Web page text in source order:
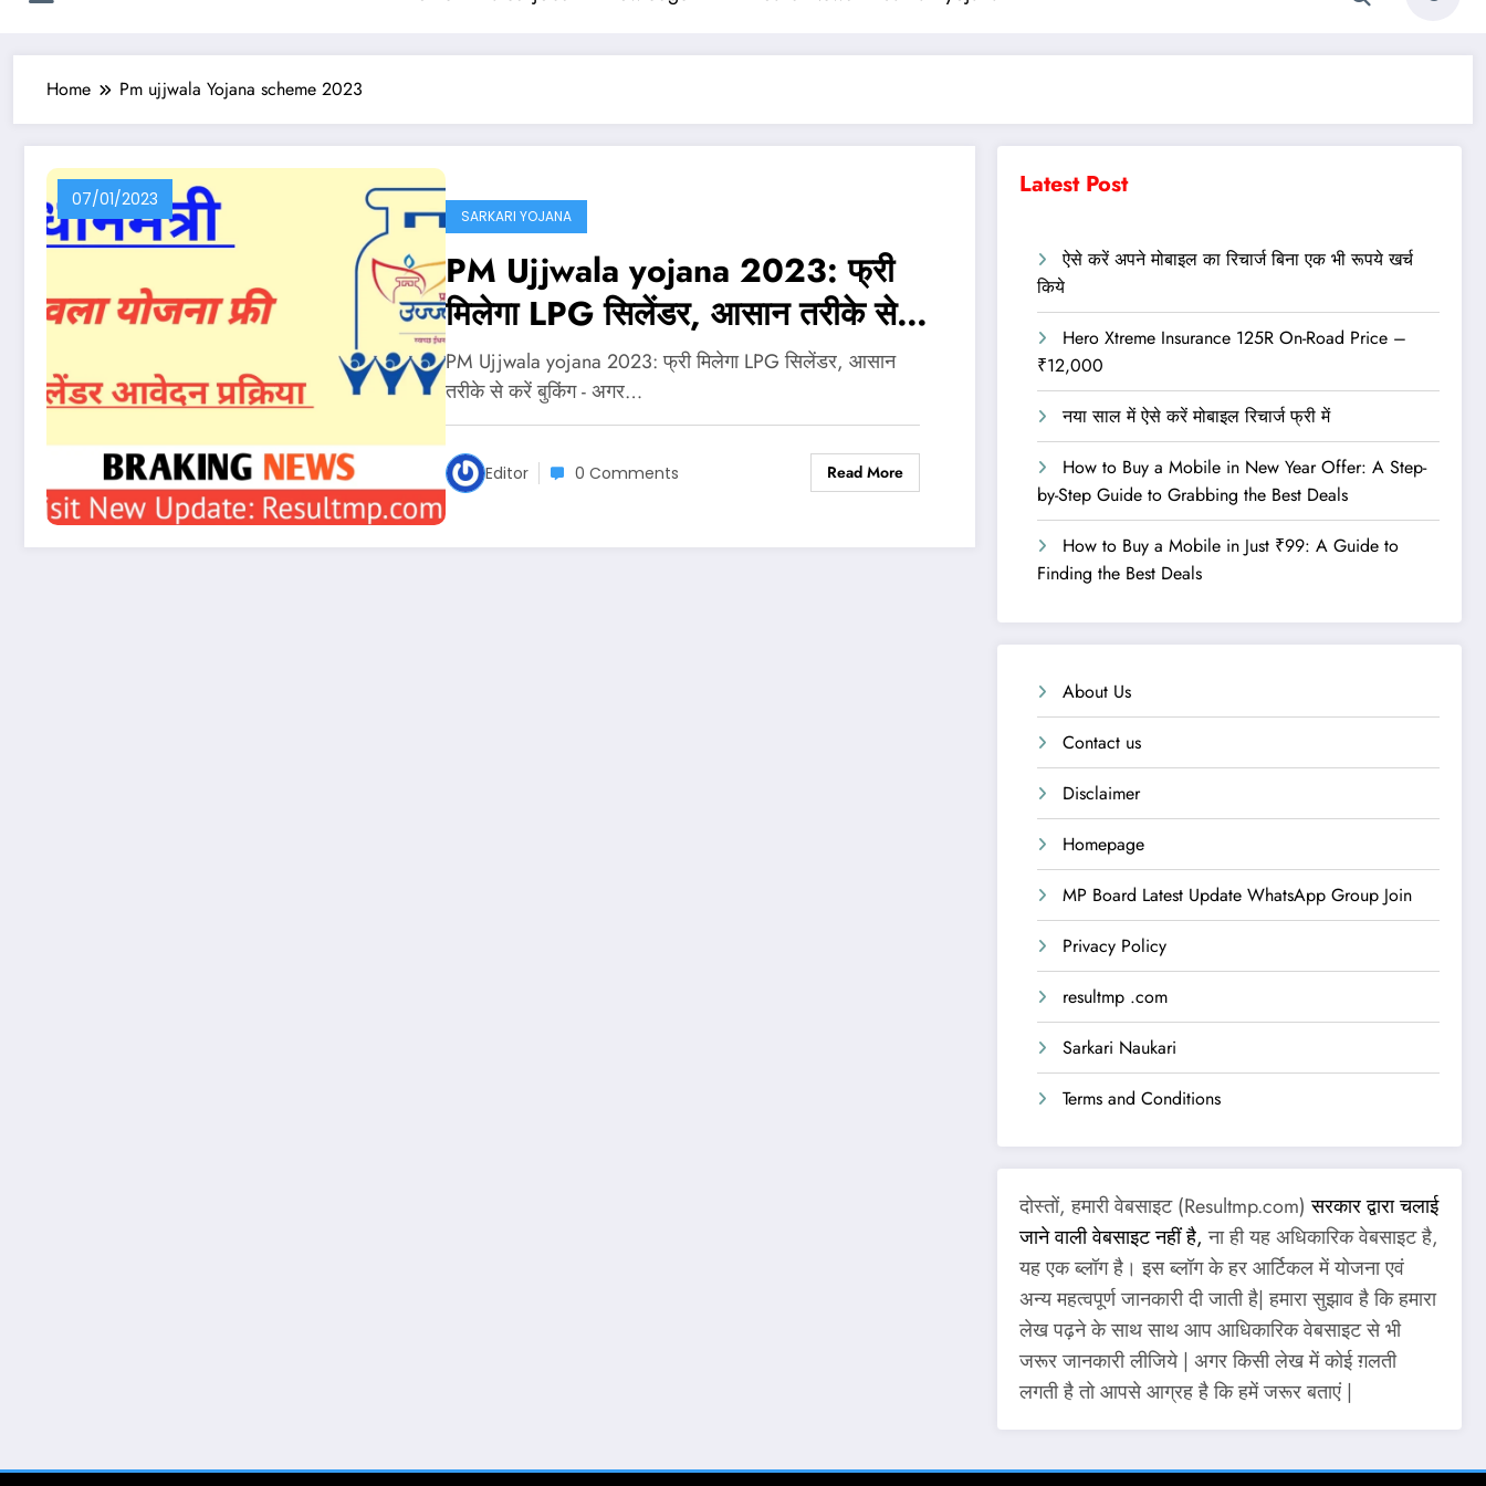
Home Pm ujjwala Yojana scheme 2023
07/01/2023
SARKARI YOJANA
PM Ujjwala yojana 2023: फ्री
मिलेगा LPG सिलेंडर, आसान तरीके से
करें बुकिंग
PM Ujjwala yojana 2023: फ्री मिलेगा LPG सिलेंडर, आसान
तरीके से करें बुकिंग - अगर…
Editor 0 Comments Read More
Latest Post
ऐसे करें अपने मोबाइल का रिचार्ज बिना एक भी रूपये खर्च
किये
Hero Xtreme Insurance 125R On-Road Price –
₹12,000
नया साल में ऐसे करें मोबाइल रिचार्ज फ्री में
How to Buy a Mobile in New Year Offer: A Step-
by-Step Guide to Grabbing the Best Deals
How to Buy a Mobile in Just ₹99: A Guide to
Finding the Best Deals
About Us
Contact us
Disclaimer
Homepage
MP Board Latest Update WhatsApp Group Join
Privacy Policy
resultmp .com
Sarkari Naukari
Terms and Conditions
दोस्तों, हमारी वेबसाइट (Resultmp.com)सरकार द्वारा चलाई
जाने वाली वेबसाइट नहीं है,ना ही यह अधिकारिक वेबसाइट है,
यह एक ब्लॉग है। इस ब्लॉग के हर आर्टिकल में योजना एवं
अन्य महत्वपूर्ण जानकारी दी जाती है| हमारा सुझाव है कि हमारा
लेख पढ़ने के साथ साथ आप आधिकारिक वेबसाइट से भी
जरूर जानकारी लीजिये | अगर किसी लेख में कोई ग़लती
लगती है तो आपसे आग्रह है कि हमें जरूर बताएं |